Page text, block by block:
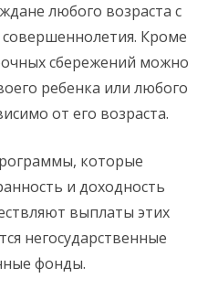
любого возраста с
Кроме
сбережений можно
ребенка или любого
от его возраста.
которые
и доходность
выплаты этих
негосударственные
фонды.